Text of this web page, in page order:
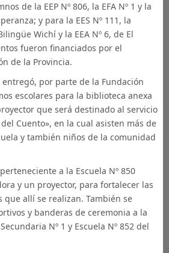
de la EEP Nº 806, la EFA Nº 1 y la
y para la EES Nº 111, la
Wichí y la EEA Nº 6, de El
fueron financiados por el
de la Provincia.
por parte de la Fundación
escolares para la biblioteca anexa
que será destinado al servicio
Cuento», en la cual asisten más de
y también niños de la comunidad
a la Escuela Nº 850
y un proyector, para fortalecer las
que allí se realizan. También se
y banderas de ceremonia a la
Nº 1 y Escuela Nº 852 del